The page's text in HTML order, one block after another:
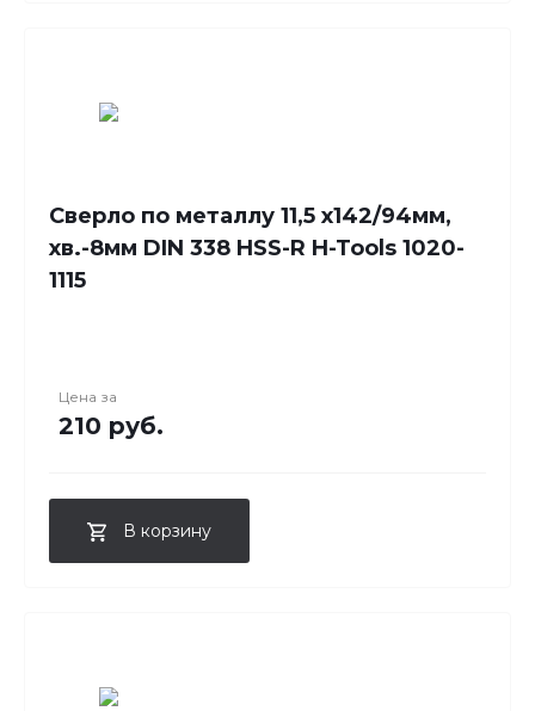
Сверло по металлу 11,5 x142/94мм,
хв.-8мм DIN 338 HSS-R H-Tools 1020-
1115
Цена за
210 руб.
В корзину